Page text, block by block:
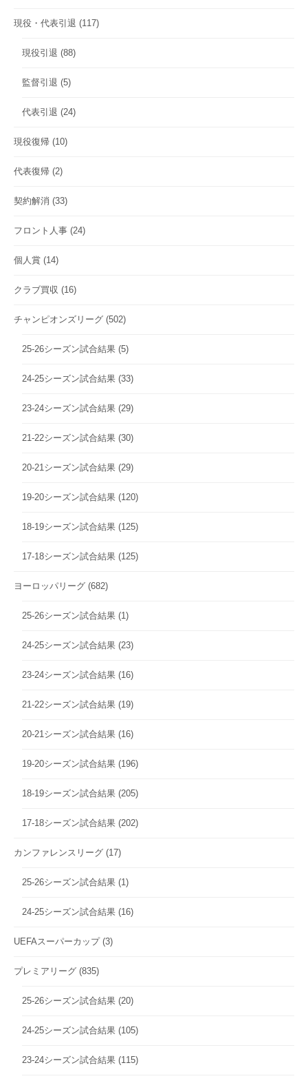
現役・代表引退 (117)
現役引退 (88)
監督引退 (5)
代表引退 (24)
現役復帰 (10)
代表復帰 (2)
契約解消 (33)
フロント人事 (24)
個人賞 (14)
クラブ買収 (16)
チャンピオンズリーグ (502)
25-26シーズン試合結果 (5)
24-25シーズン試合結果 (33)
23-24シーズン試合結果 (29)
21-22シーズン試合結果 (30)
20-21シーズン試合結果 (29)
19-20シーズン試合結果 (120)
18-19シーズン試合結果 (125)
17-18シーズン試合結果 (125)
ヨーロッパリーグ (682)
25-26シーズン試合結果 (1)
24-25シーズン試合結果 (23)
23-24シーズン試合結果 (16)
21-22シーズン試合結果 (19)
20-21シーズン試合結果 (16)
19-20シーズン試合結果 (196)
18-19シーズン試合結果 (205)
17-18シーズン試合結果 (202)
カンファレンスリーグ (17)
25-26シーズン試合結果 (1)
24-25シーズン試合結果 (16)
UEFAスーパーカップ(3)
プレミアリーグ (835)
25-26シーズン試合結果 (20)
24-25シーズン試合結果 (105)
23-24シーズン試合結果 (115)